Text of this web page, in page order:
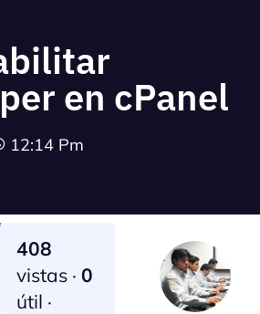
en cPanel
12:14 Pm
408
vistas ·0
útil ·